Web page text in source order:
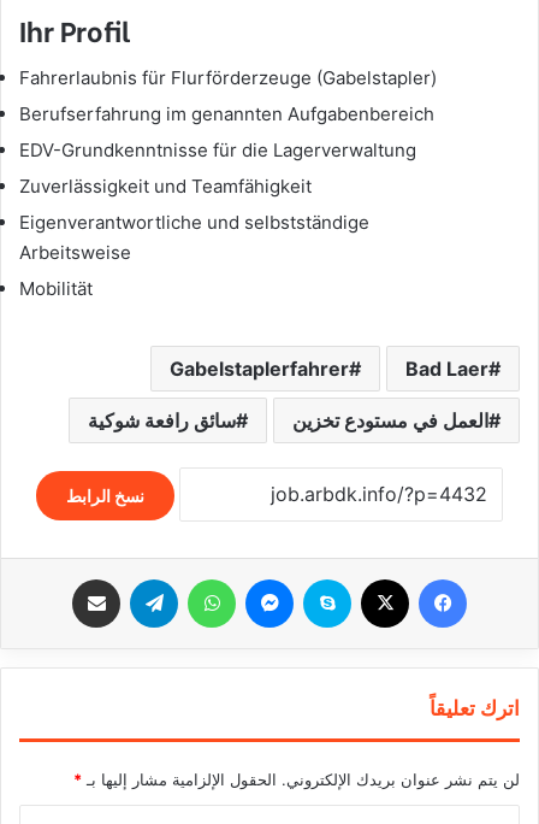
Ihr Profil
Fahrerlaubnis für Flurförderzeuge (Gabelstapler)
Berufserfahrung im genannten Aufgabenbereich
EDV-Grundkenntnisse für die Lagerverwaltung
Zuverlässigkeit und Teamfähigkeit
Eigenverantwortliche und selbstständige
Arbeitsweise
Mobilität
Bad Laer
Gabelstaplerfahrer
العمل في مستودع تخزين سائق رافعة شوكية
نسخ الرابط
اترك تعليقاً
لن يتم نشر عنوان بريدك الإلكتروني. الحقول الإلزامية مشار إليها بـ *